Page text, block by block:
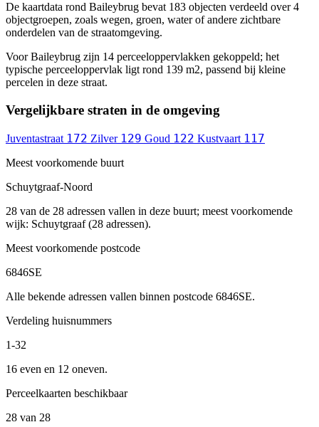
De kaartdata rond Baileybrug bevat 183 objecten verdeeld over 4
objectgroepen, zoals wegen, groen, water of andere zichtbare
onderdelen van de straatomgeving.
Voor Baileybrug zijn 14 perceeloppervlakken gekoppeld; het
typische perceeloppervlak ligt rond 139 m2, passend bij kleine
percelen in deze straat.
Vergelijkbare straten in de omgeving
Juventastraat 172 Zilver 129 Goud 122 Kustvaart 117
Meest voorkomende buurt
Schuytgraaf-Noord
28 van de 28 adressen vallen in deze buurt; meest voorkomende
wijk: Schuytgraaf (28 adressen).
Meest voorkomende postcode
6846SE
Alle bekende adressen vallen binnen postcode 6846SE.
Verdeling huisnummers
1-32
16 even en 12 oneven.
Perceelkaarten beschikbaar
28 van 28